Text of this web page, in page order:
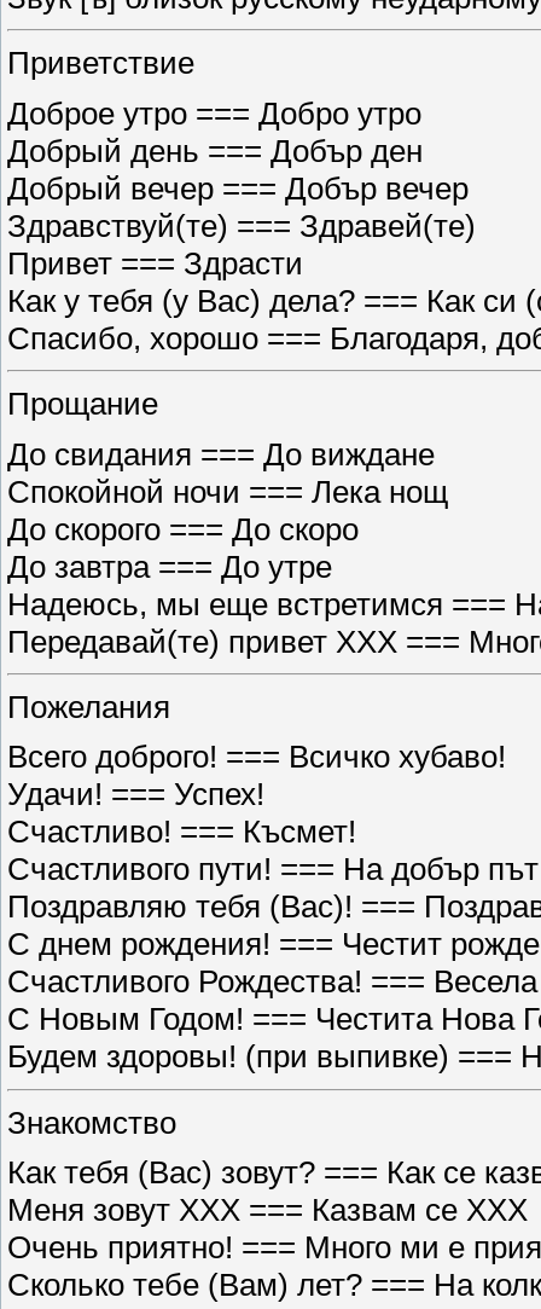
Приветствие
Доброе утро === Добро утро
Добрый день === Добър ден
Добрый вечер === Добър вечер
Здравствуй(те) === Здравей(те)
Привет === Здрасти
Как у тебя (у Вас) дела? === Как си
Спасибо, хорошо === Благодаря,
Прощание
До свидания === До виждане
Спокойной ночи === Лека нощ
До скорого === До скоро
До завтра === До утре
Надеюсь, мы еще встретимся ===
Передавай(те) привет XXX ===
Пожелания
Всего доброго! === Всичко хубаво!
Удачи! === Успех!
Счастливо! === Късмет!
Счастливого пути! === На добър път
Поздравляю тебя (Вас)! ===
С днем рождения! === Честит
Счастливого Рождества! ===
С Новым Годом! === Честита Нова
Будем здоровы! (при выпивке) ===
Знакомство
Как тебя (Вас) зовут? === Как се
Меня зовут XXX === Казвам се XXX
Очень приятно! === Много ми е
Сколько тебе (Вам) лет? === На